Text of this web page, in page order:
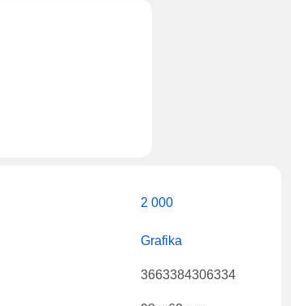
2 000
Grafika
3663384306334